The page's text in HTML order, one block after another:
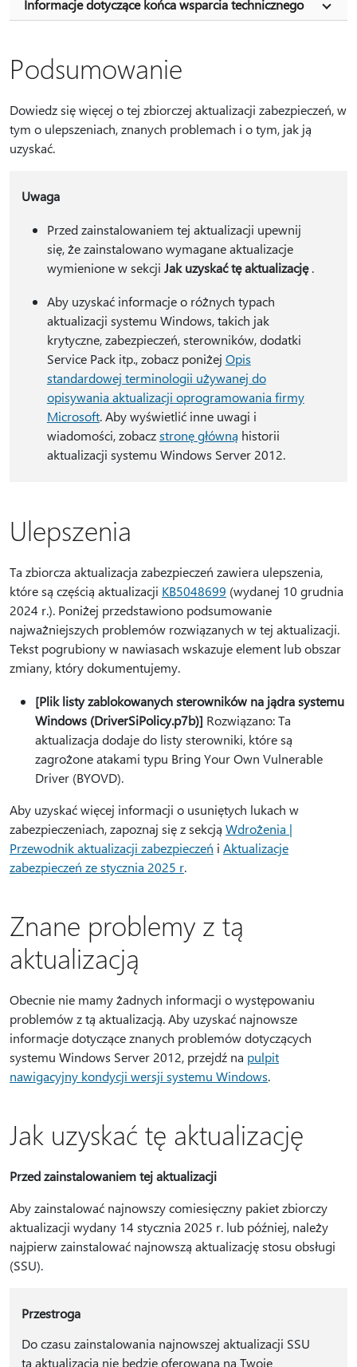
Informacje dotyczące końca wsparcia technicznego
Podsumowanie
Dowiedz się więcej o tej zbiorczej aktualizacji zabezpieczeń, w
tym o ulepszeniach, znanych problemach i o tym, jak ją
uzyskać.
Uwaga
Przed zainstalowaniem tej aktualizacji upewnij
się, że zainstalowano wymagane aktualizacje
wymienione w sekcji Jak uzyskać tę aktualizację.
Aby uzyskać informacje o różnych typach
aktualizacji systemu Windows, takich jak
krytyczne, zabezpieczeń, sterowników, dodatki
Service Pack itp., zobacz poniżej Opis
standardowej terminologii używanej do
opisywania aktualizacji oprogramowania firmy
Microsoft. Aby wyświetlić inne uwagi i
wiadomości, zobaczstronę główną historii
aktualizacji systemu Windows Server 2012.
Ulepszenia
Ta zbiorcza aktualizacja zabezpieczeń zawiera ulepszenia,
które są częścią aktualizacji KB5048699 (wydanej 10 grudnia
2024 r.). Poniżej przedstawiono podsumowanie
najważniejszych problemów rozwiązanych w tej aktualizacji.
Tekst pogrubiony w nawiasach wskazuje element lub obszar
zmiany, który dokumentujemy.
[Plik listy zablokowanych sterowników na jądra systemu
Windows (DriverSiPolicy.p7b)] Rozwiązano: Ta
aktualizacja dodaje do listy sterowniki, które są
zagrożone atakami typu Bring Your Own Vulnerable
Driver (BYOVD).
Aby uzyskać więcej informacji o usuniętych lukach w
zabezpieczeniach, zapoznaj się z sekcją Wdrożenia |
Przewodnik aktualizacji zabezpieczeń i Aktualizacje
zabezpieczeń ze stycznia 2025 r.
Znane problemy z tą
aktualizacją
Obecnie nie mamy żadnych informacji o występowaniu
problemów z tą aktualizacją. Aby uzyskać najnowsze
informacje dotyczące znanych problemów dotyczących
systemu Windows Server 2012, przejdź na pulpit
nawigacyjny kondycji wersji systemu Windows.
Jak uzyskać tę aktualizację
Przed zainstalowaniem tej aktualizacji
Aby zainstalować najnowszy comiesięczny pakiet zbiorczy
aktualizacji wydany 14 stycznia 2025 r. lub później, należy
najpierw zainstalować najnowszą aktualizację stosu obsługi
(SSU).
Przestroga
Do czasu zainstalowania najnowszej aktualizacji SSU
ta aktualizacja nie będzie oferowana na Twoje